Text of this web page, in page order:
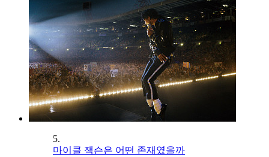
5.
마이클 잭슨은 어떤 존재였을까